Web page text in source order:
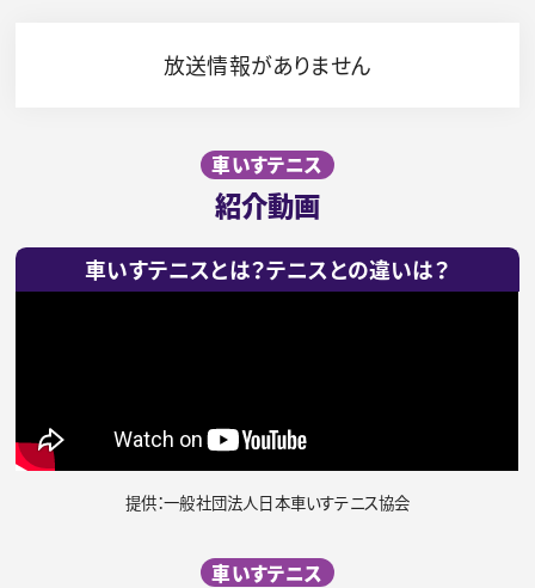
放送情報がありません
車いすテニス
紹介動画
車いすテニスとは？テニスとの違いは？
提供：一般社団法人日本車いすテニス協会
車いすテニス